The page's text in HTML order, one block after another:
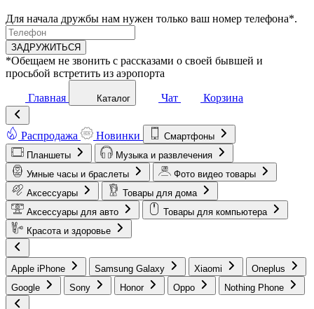
Для начала дружбы нам нужен только ваш номер телефона*.
ЗАДРУЖИТЬСЯ
*Обещаем не звонить с рассказами о своей бывшей и
просьбой встретить из аэропорта
Главная Каталог Чат Корзина
Распродажа Новинки
Смартфоны
Планшеты
Музыка и развлечения
Умные часы и браслеты
Фото видео товары
Аксессуары
Товары для дома
Аксессуары для авто
Товары для компьютера
Красота и здоровье
Apple iPhone Samsung Galaxy Xiaomi
Oneplus
Google
Sony Honor Oppo Nothing Phone